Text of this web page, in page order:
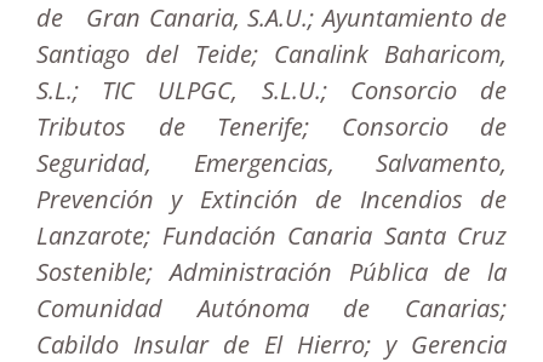
de Gran Canaria, S.A.U.; Ayuntamiento de
Santiago del Teide; Canalink Baharicom,
S.L.; TIC ULPGC, S.L.U.; Consorcio de
Tributos de Tenerife; Consorcio de
Seguridad, Emergencias, Salvamento,
Prevención y Extinción de Incendios de
Lanzarote; Fundación Canaria Santa Cruz
Sostenible; Administración Pública de la
Comunidad Autónoma de Canarias;
Cabildo Insular de El Hierro; y Gerencia